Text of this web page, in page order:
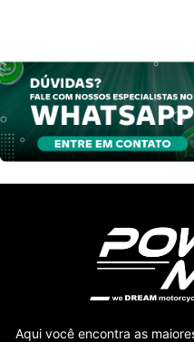
Aqui você encontra as